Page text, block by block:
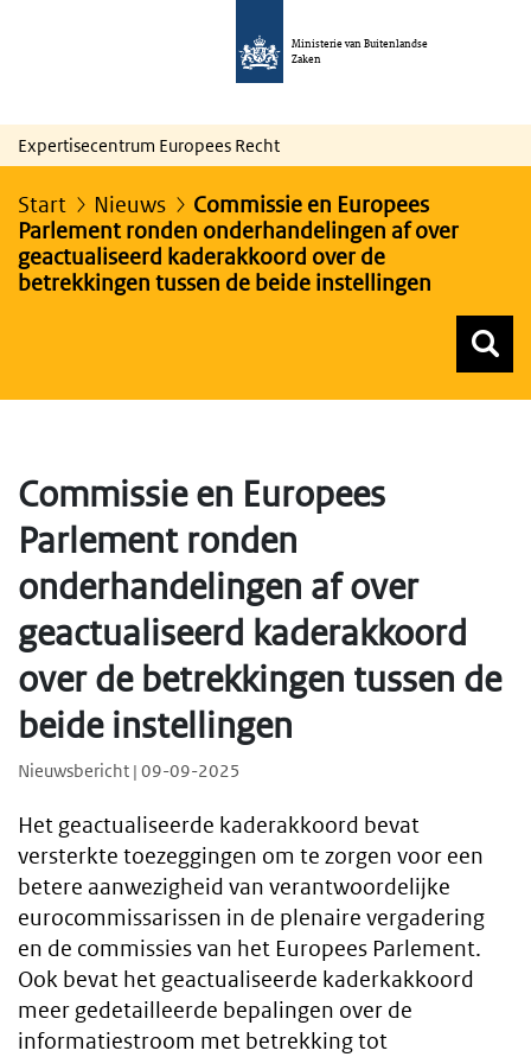
Ministerie van Buitenlandse
Zaken
Expertisecentrum Europees Recht
Start Nieuws
Commissie en Europees
Parlement ronden onderhandelingen af over
geactualiseerd kaderakkoord over de
betrekkingen tussen de beide instellingen
Commissie en Europees
Parlement ronden
onderhandelingen af over
geactualiseerd kaderakkoord
over de betrekkingen tussen de
beide instellingen
Nieuwsbericht | 09-09-2025
Het geactualiseerde kaderakkoord bevat
versterkte toezeggingen om te zorgen voor een
betere aanwezigheid van verantwoordelijke
eurocommissarissen in de plenaire vergadering
en de commissies van het Europees Parlement.
Ook bevat het geactualiseerde kaderkakkoord
meer gedetailleerde bepalingen over de
informatiestroom met betrekking tot